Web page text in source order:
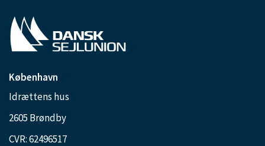
København
Idrættens hus
2605 Brøndby
CVR: 62496517